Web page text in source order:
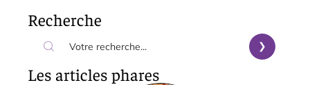
Recherche
Les articles phares